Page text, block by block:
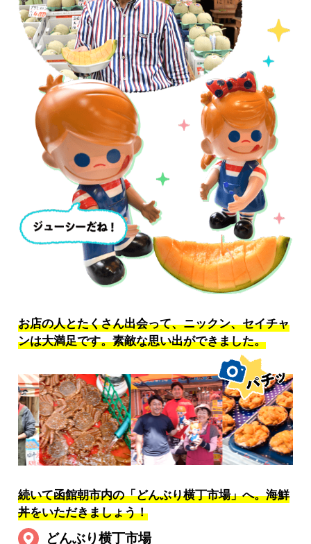
お店の人とたくさん出会って、ニックン、セイチャ
ンは大満足です。素敵な思い出ができました。
続いて函館朝市内の「どんぶり横丁市場」へ。海鮮
丼をいただきましょう！
どんぶり横丁市場